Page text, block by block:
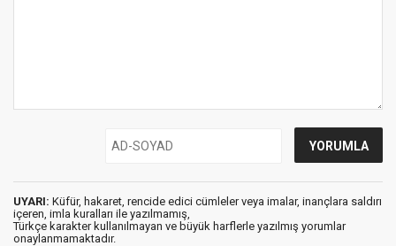
UYARI: Küfür, hakaret, rencide edici cümleler veya imalar, inançlara saldırı
içeren, imla kuralları ile yazılmamış,
Türkçe karakter kullanılmayan ve büyük harflerle yazılmış yorumlar
onaylanmamaktadır.